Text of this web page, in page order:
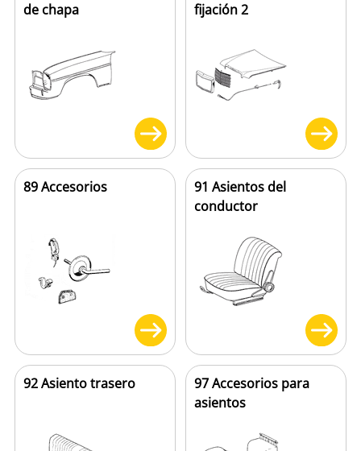
de chapa
fijación 2
89 Accesorios
91 Asientos del
conductor
92 Asiento trasero
97 Accesorios para
asientos